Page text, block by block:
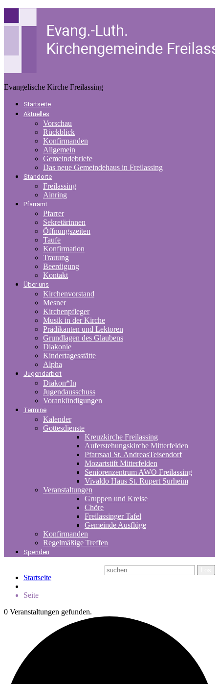
Evangelische Kirche Freilassing
Startseite
Aktuelles
Vorschau
Rückblick
Konfirmanden
Allgemein
Gemeindebriefe
Das neue Gemeindehaus in Freilassing
Standorte
Freilassing
Ainring
Pfarramt
Pfarrer
Sekretärinnen
Öffnungszeiten
Taufe
Konfirmation
Trauung
Beerdigung
Kontakt
Über uns
Kirchenvorstand
Mesner
Kirchenpfleger
Musik in der Kirche
Prädikanten und Lektoren
Grundlagen des Glaubens
Diakonie
Kindertagesstätte
Alpha
Jugendarbeit
Diakon*In
Jugendausschuss
Vorankündigungen
Termine
Kalender
Gottesdienste
Kreuzkirche Freilassing
Auferstehungskirche Mitterfelden
Pfarrsaal St. AndreasTeisendorf
Mozartstift Mitterfelden
Seniorenzentrum AWO Freilassing
Vivaldo Haus St. Rupert Surheim
Veranstaltungen
Gruppen und Kreise
Chöre
Freilassinger Tafel
Gemeinde Ausflüge
Konfirmanden
Regelmäßige Treffen
Spenden
Startseite
Seite
0 Veranstaltungen gefunden.